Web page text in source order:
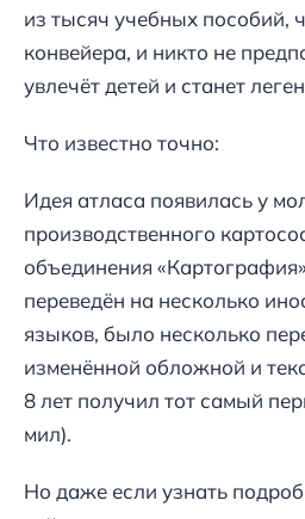
из тысяч учебных пособий,
конвейера, и никто не
увлечёт детей и станет
Что известно точно:
Идея атласа появилась у
производственного
объединения
переведён на несколько
языков, было несколько
изменённой обложной и
8 лет получил тот самый
мил).
Но даже если узнать